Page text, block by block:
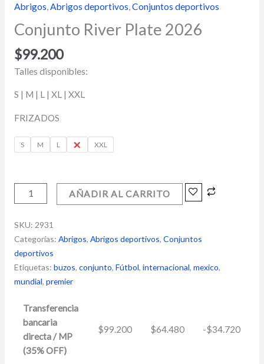
Abrigos,Abrigos deportivos,Conjuntos deportivos
Conjunto River Plate 2026
$99.200
Talles disponibles:
S | M | L | XL | XXL
FRIZADOS
S M L XL XXL
AÑADIR AL CARRITO
SKU: 2931
Categorías: Abrigos, Abrigos deportivos, Conjuntos
deportivos
Etiquetas: buzos, conjunto, Fútbol, internacional, mexico,
mundial, premier
Transferencia
bancaria
directa / MP
(35% OFF)
$99.200 $64.480 -$34.720